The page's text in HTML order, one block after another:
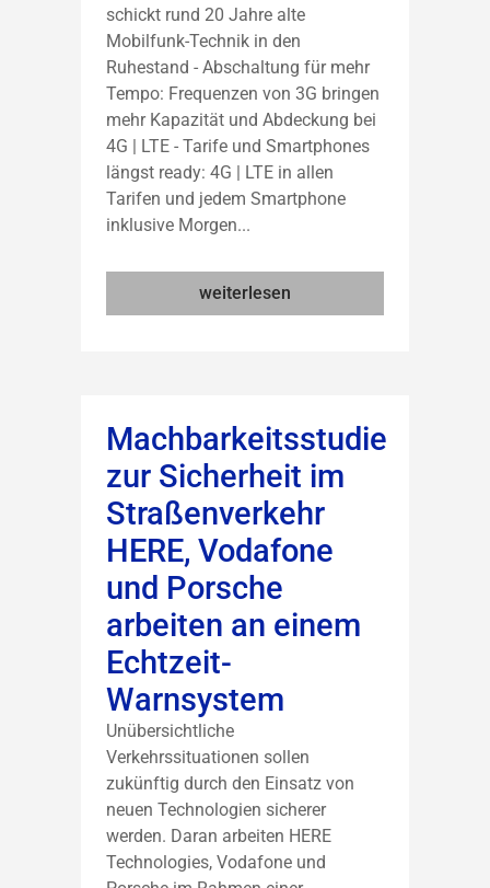
schickt rund 20 Jahre alte
Mobilfunk-Technik in den
Ruhestand - Abschaltung für mehr
Tempo: Frequenzen von 3G bringen
mehr Kapazität und Abdeckung bei
4G | LTE - Tarife und Smartphones
längst ready: 4G | LTE in allen
Tarifen und jedem Smartphone
inklusive Morgen...
weiterlesen
Machbarkeitsstudie
zur Sicherheit im
Straßenverkehr
HERE, Vodafone
und Porsche
arbeiten an einem
Echtzeit-
Warnsystem
Unübersichtliche
Verkehrssituationen sollen
zukünftig durch den Einsatz von
neuen Technologien sicherer
werden. Daran arbeiten HERE
Technologies, Vodafone und